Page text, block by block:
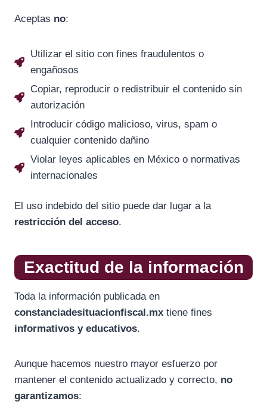
Aceptas no:
Utilizar el sitio con fines fraudulentos o
engañosos
Copiar, reproducir o redistribuir el contenido sin
autorización
Introducir código malicioso, virus, spam o
cualquier contenido dañino
Violar leyes aplicables en México o normativas
internacionales
El uso indebido del sitio puede dar lugar a la
restricción del acceso.
Exactitud de la información
Toda la información publicada en
constanciadesituacionfiscal.mx tiene fines
informativos y educativos.
Aunque hacemos nuestro mayor esfuerzo por
mantener el contenido actualizado y correcto, no
garantizamos: